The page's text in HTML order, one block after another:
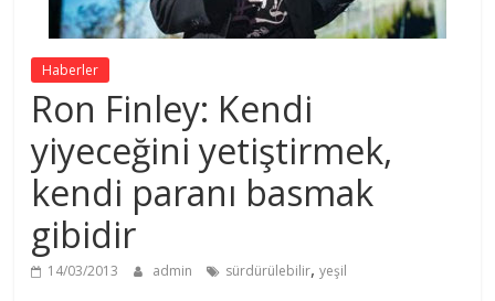
Haberler
Ron Finley: Kendi
yiyeceğini yetiştirmek,
kendi paranı basmak
gibidir
14/03/2013 admin sürdürülebilir,yeşil